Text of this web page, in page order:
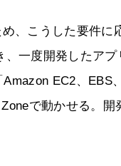
、こうした要件に
一度開発したア
EC2、EBS
で動かせる。開